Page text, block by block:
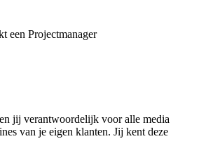
een Projectmanager
jij verantwoordelijk voor alle media
van je eigen klanten. Jij kent deze